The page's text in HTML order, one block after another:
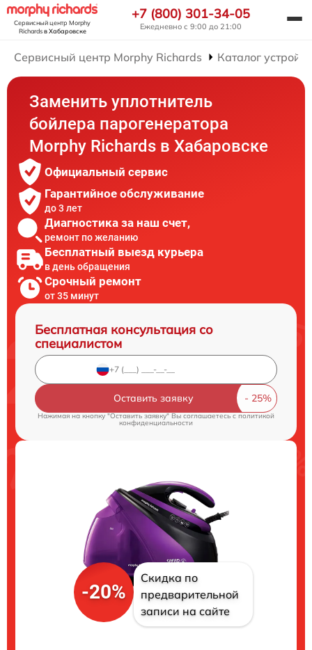
Сервисный центр Morphy
Richardsв Хабаровске
+7 (800) 301-34-05
Ежедневно с 9:00 до 21:00
Сервисный центр Morphy Richards Каталог
Заменить уплотнитель
бойлера парогенератора
Morphy Richards в Хабаровске
Официальный сервис
Гарантийное обслуживание
до 3 лет
Диагностика за наш счет,
ремонт по желанию
Бесплатный выезд курьера
в день обращения
Срочный ремонт
от 35 минут
Бесплатная консультация со
специалистом
Оставить заявку
Нажимая на кнопку "Оставить заявку" Вы соглашаетесь cполитикой
конфиденциальности
-20%
Скидка по
предварительной
записи на сайте